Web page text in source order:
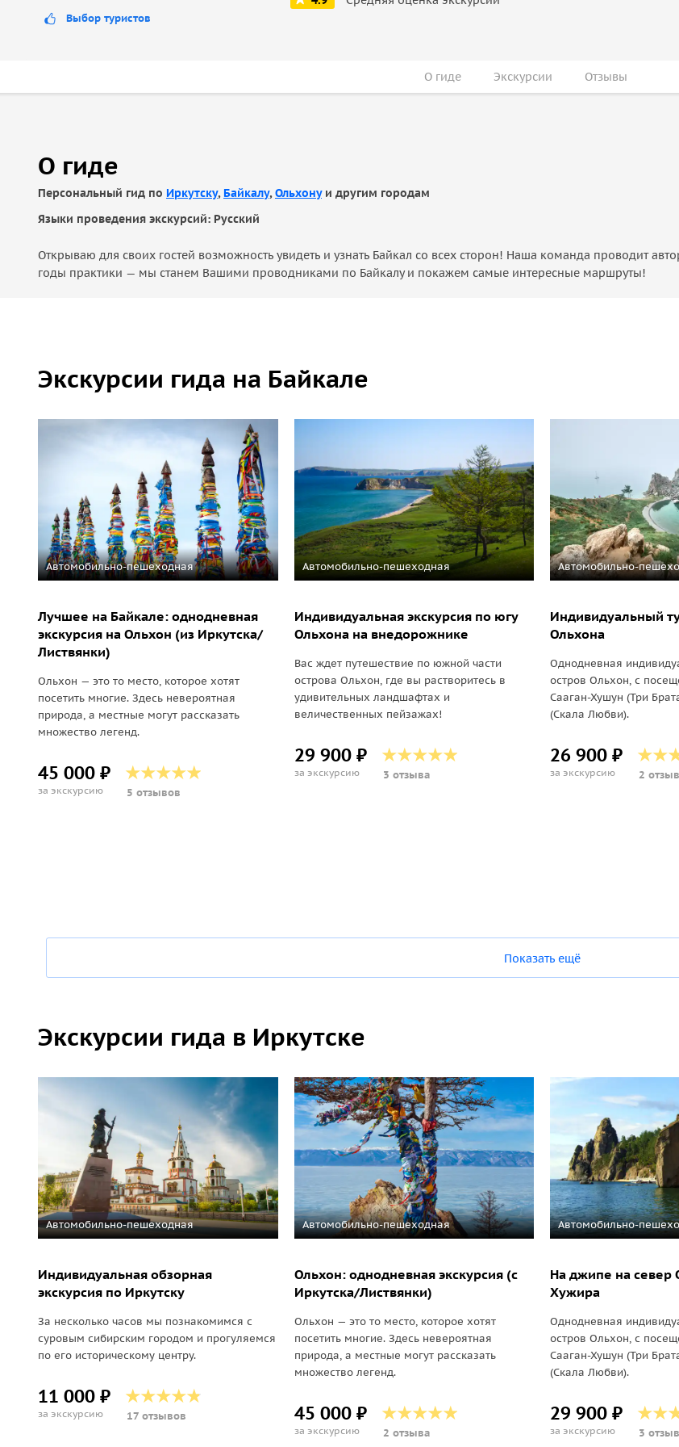
Выбор туристов
О гиде Экскурсии Отзывы
О гиде
Персональный гид по Иркутску, Байкалу,Ольхонуи другим городам
Языки проведения экскурсий: Русский
Открываю для своих гостей возможность увидеть и узнать Байкал со всех сторон! Наша команда проводит
годы практики — мы станем Вашими проводниками по Байкалу и покажем самые интересные маршруты!
Экскурсии гида на Байкале
Автомобильно-пешеходная
Лучшее на Байкале: однодневная
экскурсия на Ольхон (из Иркутска/
Листвянки)
Ольхон — это то место, которое хотят
посетить многие. Здесь невероятная
природа, а местные могут рассказать
множество легенд.
45 000 ₽
за экскурсию 5 отзывов
Автомобильно-пешеходная
Индивидуальная экскурсия по югу
Ольхона на внедорожнике
Вас ждет путешествие по южной части
острова Ольхон, где вы растворитесь в
удивительных ландшафтах и
величественных пейзажах!
29 900 ₽
за экскурсию 3 отзыва
Автомобильно-
Индивидуальный
Ольхона
Однодневная
остров Ольхон, с
Сааган-Хушун (Три
(Скала Любви).
26 900 ₽
за экскурсию 2
Показать ещё
Экскурсии гида в Иркутске
Автомобильно-пешеходная
Индивидуальная обзорная
экскурсия по Иркутску
За несколько часов мы познакомимся с
суровым сибирским городом и прогуляемся
по его историческому центру.
11 000 ₽
за экскурсию 17 отзывов
Автомобильно-пешеходная
Ольхон: однодневная экскурсия (с
Иркутска/Листвянки)
Ольхон — это то место, которое хотят
посетить многие. Здесь невероятная
природа, а местные могут рассказать
множество легенд.
45 000 ₽
за экскурсию 2 отзыва
Автомобильно-
На джипе на север
Хужира
Однодневная
остров Ольхон, с
Сааган-Хушун (Три
(Скала Любви).
29 900 ₽
за экскурсию 3